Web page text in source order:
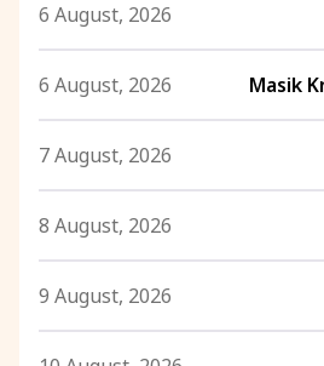
6 August, 2026
6 August, 2026 Masik
7 August, 2026
8 August, 2026
9 August, 2026